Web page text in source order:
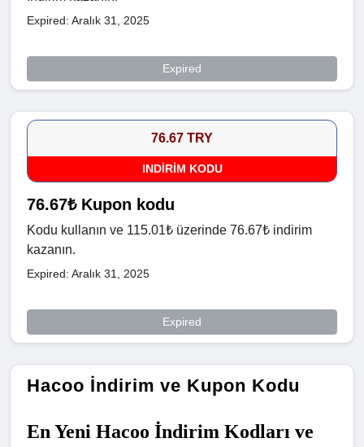
Expired: Aralık 31, 2025
Expired
76.67 TRY
INDIRIM KODU
76.67₺ Kupon kodu
Kodu kullanın ve 115.01₺ üzerinde 76.67₺ indirim
kazanın.
Expired: Aralık 31, 2025
Expired
Hacoo İndirim ve Kupon Kodu
En Yeni Hacoo İndirim Kodları ve